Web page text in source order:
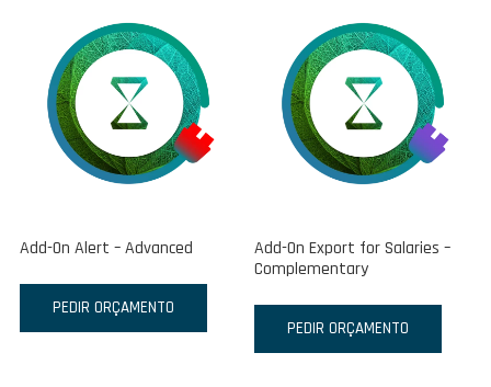
Add-On Alert – Advanced
PEDIR ORÇAMENTO
Add-On Export for Salaries –
Complementary
PEDIR ORÇAMENTO